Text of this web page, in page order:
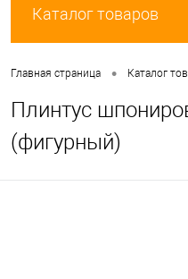
Каталог товаров
Главная страница • Каталог
Плинтус
(фигурный)